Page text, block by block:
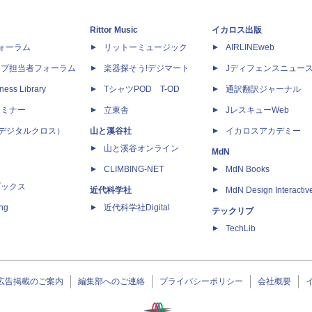
ーラム
担当者フォーラム
Library
ナー
ジタルクロス）
クス
Rittor Music
リットーミュージック
楽器探そう!デジマート
TシャツPOD T-OD
立東舎
山と溪谷社
山と溪谷オンライン
CLIMBING-NET
近代科学社
近代科学社Digital
イカロス出版
AIRLINEweb
Jディフェンスニュー
通訳翻訳ジャーナル
JレスキューWeb
イカロスアカデミー
MdN
MdN Books
MdN Design
テックリブ
TechLib
告掲載のご案内 編集部へのご連絡 プライバシーポリシー 会社概要